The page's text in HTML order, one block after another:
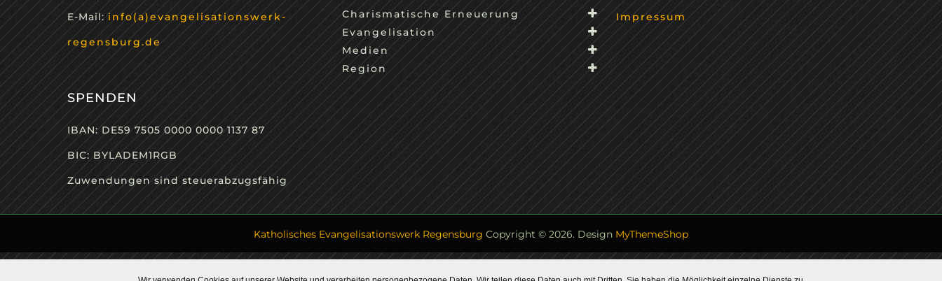
E-Mail:info(a)evangelisationswerk-
regensburg.de
SPENDEN
IBAN: DE59 7505 0000 0000 1137 87
BIC: BYLADEM1RGB
Zuwendungen sind steuerabzugsfähig
Charismatische Erneuerung
Evangelisation
Medien
Region
Impressum
Katholisches Evangelisationswerk Regensburg Copyright © 2026. Design MyThemeShop